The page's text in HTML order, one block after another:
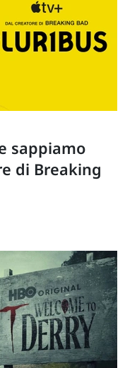
sappiamo
di Breaking